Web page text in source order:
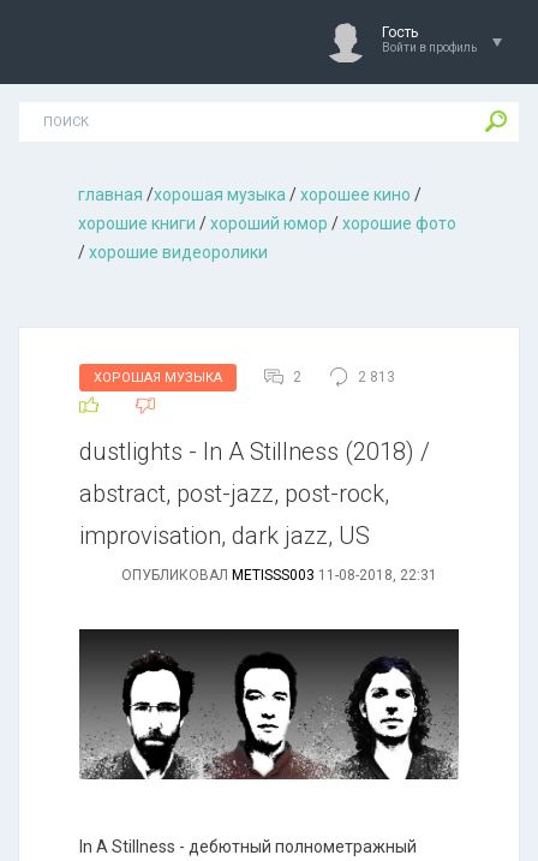
Гость
Войти в профиль
главная /хорошая музыкa /хорошее кино /
хорошие книги /хороший юмор /хорошие фото
/хорошие видеоролики
ХОРОШАЯ МУЗЫКА 2 2 813
dustlights - In A Stillness (2018) /
abstract, post-jazz, post-rock,
improvisation, dark jazz, US
ОПУБЛИКОВАЛ METISSS003 11-08-2018, 22:31
In A Stillness - дебютный полнометражный